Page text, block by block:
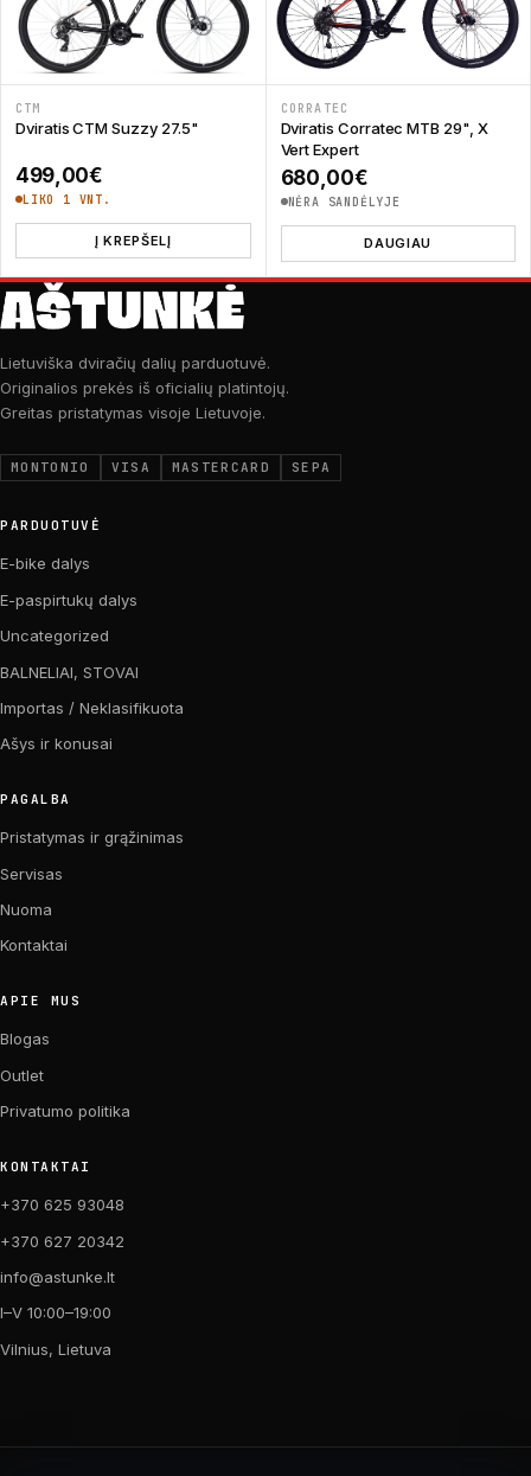
CTM
Dviratis CTM Suzzy 27.5"
499,00€
LIKO 1 VNT.
Į KREPŠELĮ
CORRATEC
Dviratis Corratec MTB 29", X
Vert Expert
680,00€
NĖRA SANDĖLYJE
DAUGIAU
Lietuviška dviračių dalių parduotuvė.
Originalios prekės iš oficialių platintojų.
Greitas pristatymas visoje Lietuvoje.
MONTONIO VISA MASTERCARD SEPA
PARDUOTUVĖ
E-bike dalys
E-paspirtukų dalys
Uncategorized
BALNELIAI, STOVAI
Importas / Neklasifikuota
Ašys ir konusai
PAGALBA
Pristatymas ir grąžinimas
Servisas
Nuoma
Kontaktai
APIE MUS
Blogas
Outlet
Privatumo politika
KONTAKTAI
+370 625 93048
+370 627 20342
info@astunke.lt
I–V 10:00–19:00
Vilnius, Lietuva